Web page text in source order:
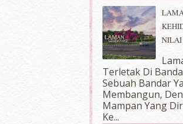
Terletak Di
Sebuah Bandar
Membangun,
Mampan Yang
Ke...